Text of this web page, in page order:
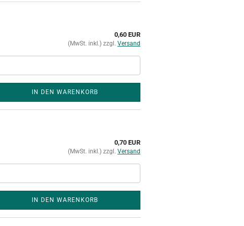
0,60 EUR
(MwSt. inkl.) zzgl. Versand
IN DEN WARENKORB
0,70 EUR
(MwSt. inkl.) zzgl. Versand
IN DEN WARENKORB